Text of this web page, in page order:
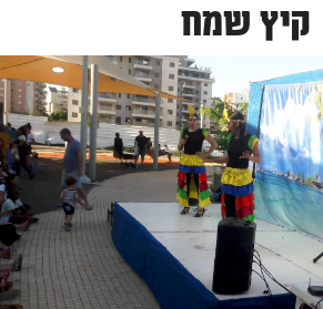
קיץ שמח